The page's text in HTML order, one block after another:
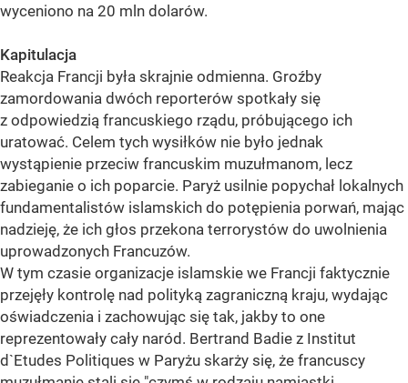
wyceniono na 20 mln dolarów.
Kapitulacja
Reakcja Francji była skrajnie odmienna. Groźby
zamordowania dwóch reporterów spotkały się
z odpowiedzią francuskiego rządu, próbującego ich
uratować. Celem tych wysiłków nie było jednak
wystąpienie przeciw francuskim muzułmanom, lecz
zabieganie o ich poparcie. Paryż usilnie popychał lokalnych
fundamentalistów islamskich do potępienia porwań, mając
nadzieję, że ich głos przekona terrorystów do uwolnienia
uprowadzonych Francuzów.
W tym czasie organizacje islamskie we Francji faktycznie
przejęły kontrolę nad polityką zagraniczną kraju, wydając
oświadczenia i zachowując się tak, jakby to one
reprezentowały cały naród. Bertrand Badie z Institut
d`Etudes Politiques w Paryżu skarży się, że francuscy